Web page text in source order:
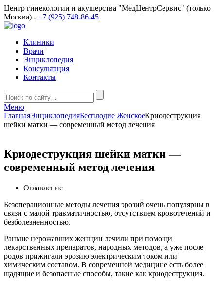
Центр гинекологии и акушерства "МедЦентрСервис" (только
Москва) - +7 (925) 748-86-45
Клиники
Врачи
Энциклопедия
Консультация
Контакты
Меню
ГлавнаяЭнциклопедияБесплодие ЖенскоеКриодеструкция
шейки матки — современный метод лечения
Криодеструкция шейки матки —
современный метод лечения
Оглавление
Безоперационные методы лечения эрозий очень популярны в
связи с малой травматичностью, отсутствием кровотечений и
безболезненностью.
Раньше нерожавших женщин лечили при помощи
лекарственных препаратов, народных методов, а уже после
родов прижигали эрозию электрическим током или
химическим составом. В современной медицине есть более
щадящие и безопасные способы, такие как криодеструкция.